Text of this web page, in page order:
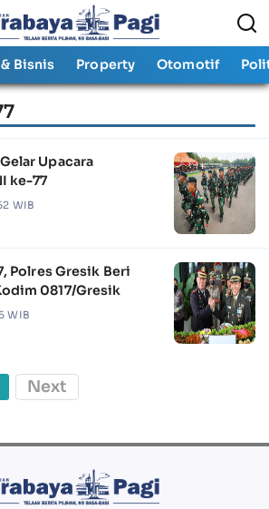
Bisnis Property Otomotif
Upacara
ke-77
WIB
0817/Gresik
WIB
Next